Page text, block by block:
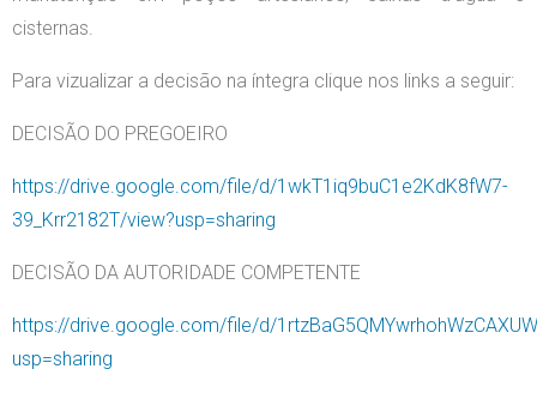
cisternas.
Para vizualizar a decisão na íntegra clique nos links a seguir:
DECISÃO DO PREGOEIRO
https://drive.google.com/file/d/1wkT1iq9buC1e2KdK8fW7-
39_Krr2182T/view?usp=sharing
DECISÃO DA AUTORIDADE COMPETENTE
https://drive.google.com/file/d/
usp=sharing